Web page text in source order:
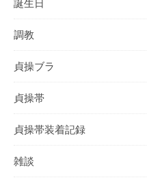
誕生日
調教
貞操ブラ
貞操帯
貞操帯装着記録
雑談